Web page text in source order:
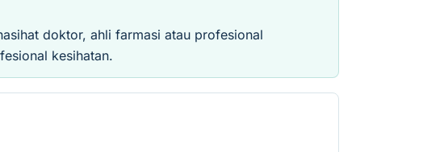
doktor, ahli farmasi atau profesional
kesihatan.